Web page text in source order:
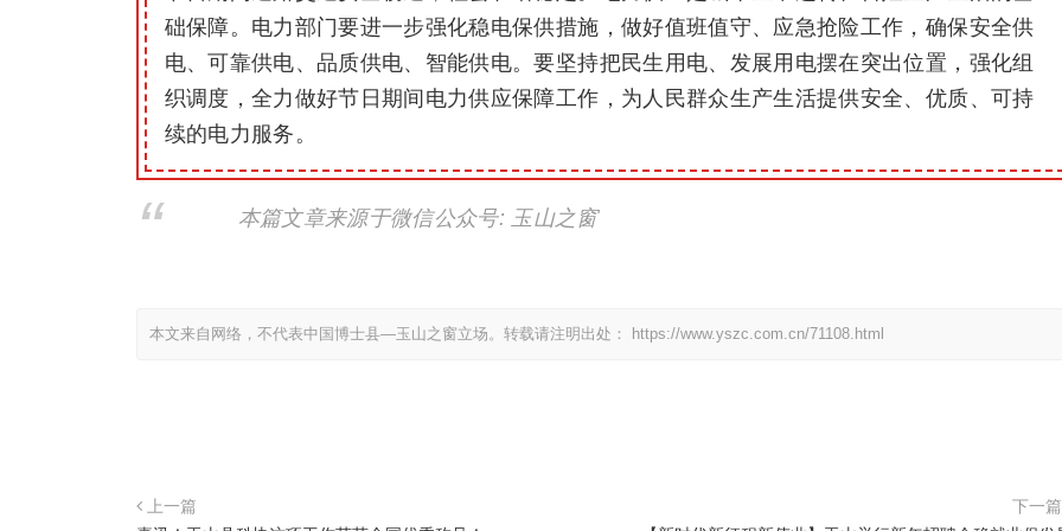
础保障。电力部门要进一步强化稳电保供措施，做好值班值守、应急抢险工作，确保安全供
电、可靠供电、品质供电、智能供电。要坚持把民生用电、发展用电摆在突出位置，强化组
织调度，全力做好节日期间电力供应保障工作，为人民群众生产生活提供安全、优质、可持
续的电力服务。
本篇文章来源于微信公众号: 玉山之窗
本文来自网络，不代表中国博士县—玉山之窗立场。转载请注明出处： https://www.yszc.com.cn/71108.html
上一篇
下一